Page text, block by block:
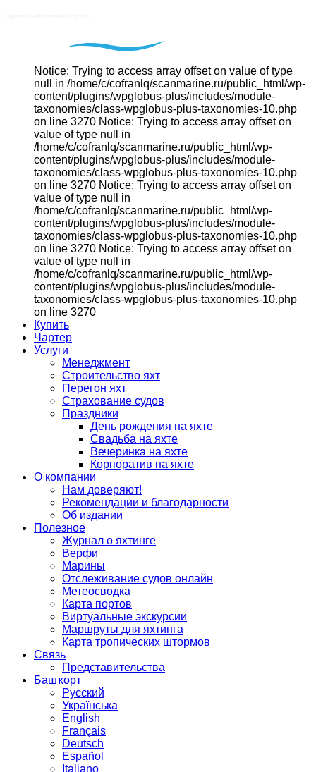
Notice: Trying to access array offset on value of type
null in /home/c/cofranlq/scanmarine.ru/public_html/wp-
content/plugins/wpglobus-plus/includes/module-
taxonomies/class-wpglobus-plus-taxonomies-10.php
on line 3270 Notice: Trying to access array offset on
value of type null in
/home/c/cofranlq/scanmarine.ru/public_html/wp-
content/plugins/wpglobus-plus/includes/module-
taxonomies/class-wpglobus-plus-taxonomies-10.php
on line 3270 Notice: Trying to access array offset on
value of type null in
/home/c/cofranlq/scanmarine.ru/public_html/wp-
content/plugins/wpglobus-plus/includes/module-
taxonomies/class-wpglobus-plus-taxonomies-10.php
on line 3270 Notice: Trying to access array offset on
value of type null in
/home/c/cofranlq/scanmarine.ru/public_html/wp-
content/plugins/wpglobus-plus/includes/module-
taxonomies/class-wpglobus-plus-taxonomies-10.php
on line 3270
Купить
Чартер
Услуги
Менеджмент
Строительство яхт
Перегон яхт
Страхование судов
Праздники
День рождения на яхте
Свадьба на яхте
Вечеринка на яхте
Корпоратив на яхте
О компании
Нам доверяют!
Рекомендации и благодарности
Об издании
Полезное
Журнал о яхтинге
Верфи
Марины
Отслеживание судов онлайн
Метеосводка
Карта портов
Виртуальные экскурсии
Маршруты для яхтинга
Карта тропических штормов
Связь
Представительства
Башҡорт
Русский
Українська
English
Français
Deutsch
Español
Italiano